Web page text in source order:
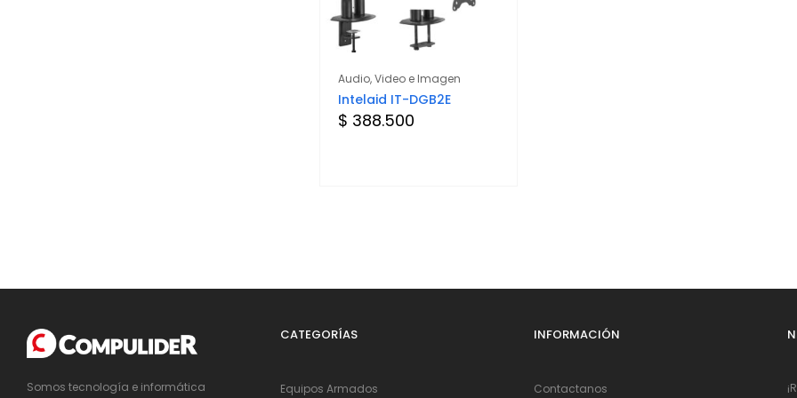
Audio, Video e Imagen
Intelaid IT-DGB2E
$ 388.500
Somos tecnología e informática
CATEGORÍAS
Equipos Armados
INFORMACIÓN
Contactanos